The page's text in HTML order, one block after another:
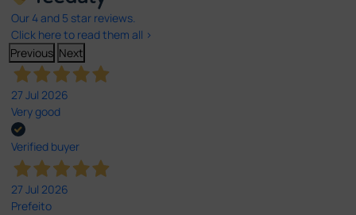
Our 4 and 5 star reviews.
Click here to read them all >
Previous Next
27 Jul 2026
Very good
Verified buyer
27 Jul 2026
Prefeito